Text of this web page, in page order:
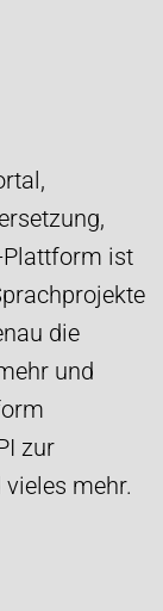
Plattform ist
die
und
zur
mehr.